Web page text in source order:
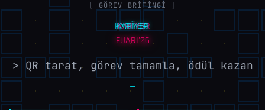
[ GÖREV BRİFİNGİ ]
KARİYER
FUARI'26
> QR tarat, görev tamamla, ödül kazan